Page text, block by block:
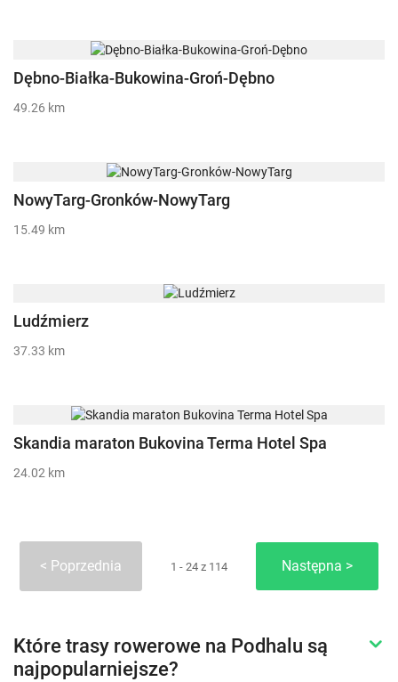
Dębno-Białka-Bukowina-Groń-Dębno
49.26 km
NowyTarg-Gronków-NowyTarg
15.49 km
Ludźmierz
37.33 km
Skandia maraton Bukovina Terma Hotel Spa
24.02 km
Poprzednia 1 - 24 z 114 Następna
Które trasy rowerowe na Podhalu są
najpopularniejsze?